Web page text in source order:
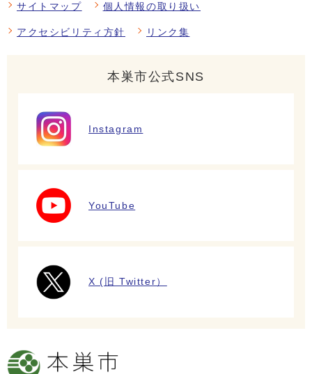
サイトマップ 個人情報の取り扱い
アクセシビリティ方針 リンク集
本巣市公式SNS
Instagram
YouTube
X (旧 Twitter）